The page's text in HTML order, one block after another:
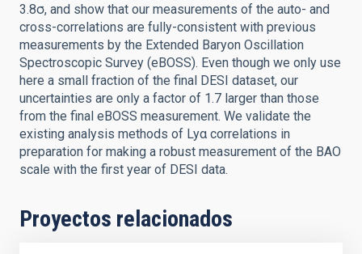
3.8σ, and show that our measurements of the auto- and
cross-correlations are fully-consistent with previous
measurements by the Extended Baryon Oscillation
Spectroscopic Survey (eBOSS). Even though we only use
here a small fraction of the final DESI dataset, our
uncertainties are only a factor of 1.7 larger than those
from the final eBOSS measurement. We validate the
existing analysis methods of Lyα correlations in
preparation for making a robust measurement of the BAO
scale with the first year of DESI data.
Proyectos relacionados